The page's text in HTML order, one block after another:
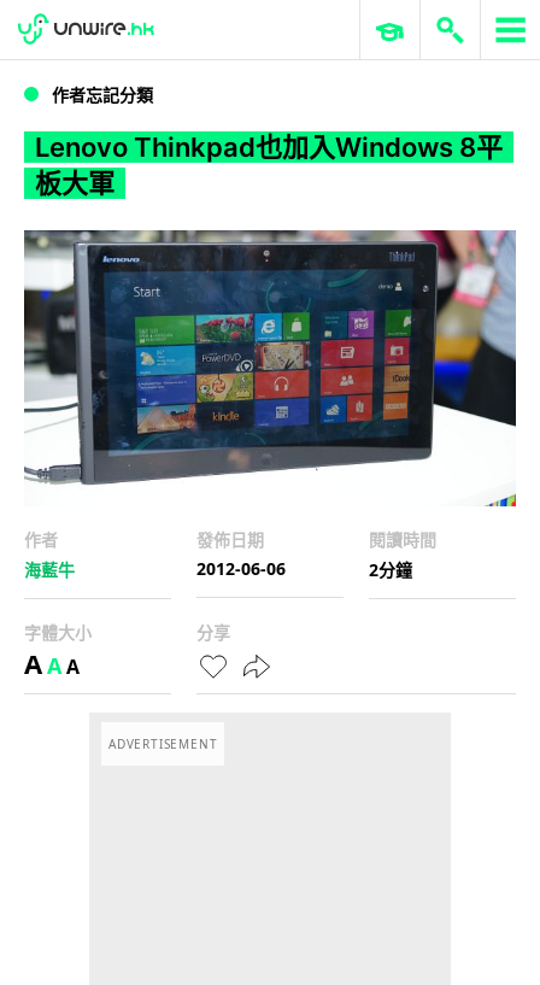
WWDC 2026 ERP 與商業 AI
作者忘記分類
Lenovo Thinkpad也加入Windows 8平
板大軍
作者
海藍牛
發佈日期
2012-06-06
閱讀時間
2分鐘
字體大小
AAA
分享
ADVERTISEMENT